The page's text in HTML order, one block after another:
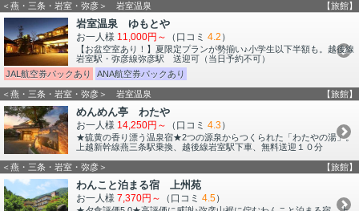
＜燕・三条・岩室・弥彦＞ 岩室温泉 【旅館】
岩室温泉 ゆもとや
お一人様 11,000円～ （口コミ 4.2 ）
【お盆空室あり！】夏限定プランが勢揃い♪小学生以下半額も。越後線
岩室駅・弥彦線弥彦駅 送迎可（当日予約不可）
JAL航空券パックあり
ANA航空券パックあり
＜燕・三条・岩室・弥彦＞ 岩室温泉 【旅館】
めんめん亭 わたや
お一人様 14,250円～ （口コミ 4.3）
★硫黄の香り漂う温泉宿★2つの源泉からつくられた「わたやの湯」。
上越新幹線燕三条駅乗換、越後線岩室駅下車、無料送迎１０分
＜燕・三条・岩室・弥彦＞ 【旅館】
わんこと泊まる宿 上州苑
お一人様 7,370円～ （口コミ 4.5）